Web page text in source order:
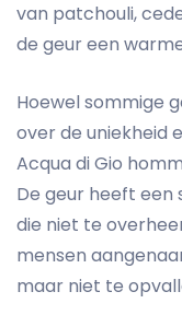
van patchouli,
de geur een
Hoewel sommige
over de uniekheid
Acqua di Gio
De geur heeft een
die niet te
mensen
maar niet te